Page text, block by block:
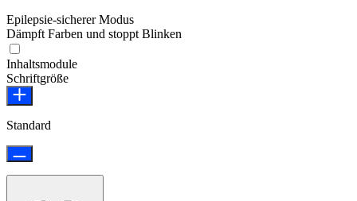
Epilepsie-sicherer Modus
Dämpft Farben und stoppt Blinken
Inhaltsmodule
Schriftgröße
Standard